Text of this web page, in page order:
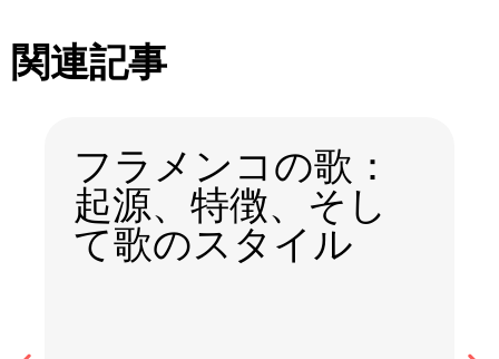
関連記事
フラメンコの歌：
起源、特徴、そし
て歌のスタイル